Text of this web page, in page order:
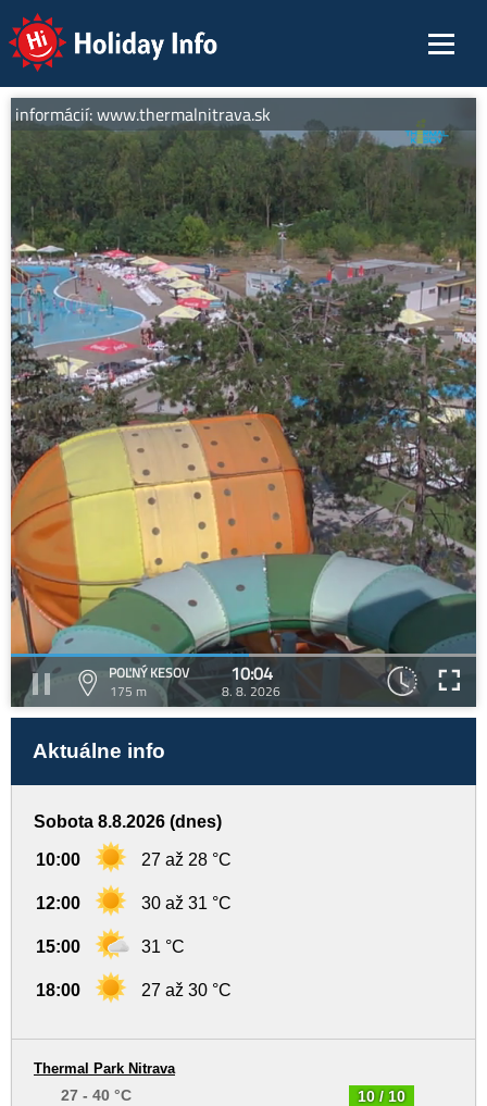
Holiday Info
www.thermalnitrava.sk
POĽNÝ KESOV
175 m
10:04
8. 8. 2026
Aktuálne info
Sobota 8.8.2026 (dnes)
10:00 27 až 28 °C
12:00 30 až 31 °C
15:00 31 °C
18:00 27 až 30 °C
10 / 10
Thermal Park Nitrava
27 - 40 °C